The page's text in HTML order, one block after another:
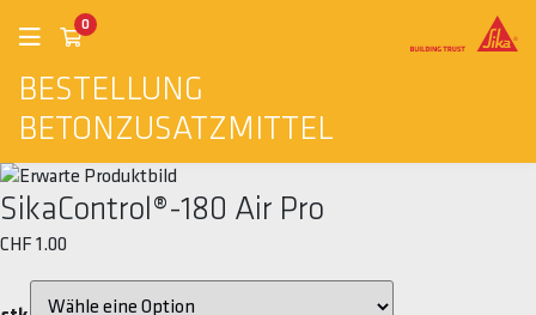
BESTELLUNG
BETONZUSATZMITTEL
0
SikaControl®-180 Air Pro
CHF 1.00